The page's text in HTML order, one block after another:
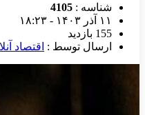
شناسه : 4105
۱۱ آذر ۱۴۰۳ - ۱۸:۲۳
155 بازدید
ارسال توسط : اقتصاد